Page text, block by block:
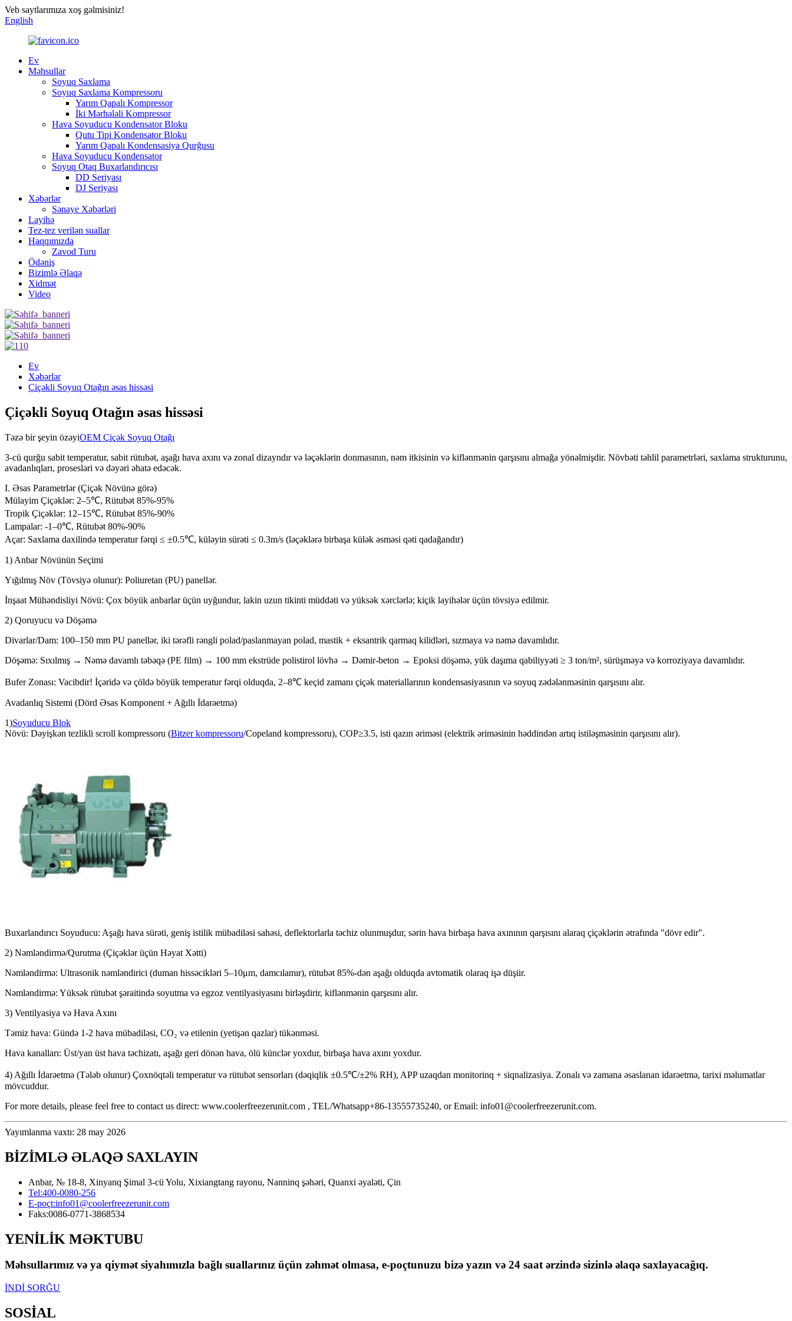
Veb saytlarımıza xoş gəlmisiniz!
English
Ev
Məhsullar
Soyuq Saxlama
Soyuq Saxlama Kompressoru
Yarım Qapalı Kompressor
İki Mərhələli Kompressor
Hava Soyuducu Kondensator Bloku
Qutu Tipi Kondensator Bloku
Yarım Qapalı Kondensasiya Qurğusu
Hava Soyuducu Kondensator
Soyuq Otaq Buxarlandırıcısı
DD Seriyası
DJ Seriyası
Xəbərlər
Sənaye Xəbərləri
Layihə
Tez-tez verilən suallar
Haqqımızda
Zavod Turu
Ödəniş
Bizimlə Əlaqə
Xidmət
Video
Ev
Xəbərlər
Çiçəkli Soyuq Otağın əsas hissəsi
Çiçəkli Soyuq Otağın əsas hissəsi
Təzə bir şeyin özəyiOEM Çiçək Soyuq Otağı
3-cü qurğu sabit temperatur, sabit rütubət, aşağı hava axını və zonal dizayndır və ləçəklərin donmasının, nəm itkisinin və kiflənmənin qarşısını almağa yönəlmişdir. Növbəti təhlil parametrləri, saxlama strukturunu,
avadanlıqları, prosesləri və dəyəri əhatə edəcək.
I. Əsas Parametrlər (Çiçək Növünə görə)
Mülayim Çiçəklər: 2–5℃, Rütubət 85%-95%
Tropik Çiçəklər: 12–15℃, Rütubət 85%-90%
Lampalar: -1–0℃, Rütubət 80%-90%
Açar: Saxlama daxilində temperatur fərqi ≤ ±0.5℃, küləyin sürəti ≤ 0.3m/s (ləçəklərə birbaşa külək əsməsi qəti qadağandır)
1) Anbar Növünün Seçimi
Yığılmış Növ (Tövsiyə olunur): Poliuretan (PU) panellər.
İnşaat Mühəndisliyi Növü: Çox böyük anbarlar üçün uyğundur, lakin uzun tikinti müddəti və yüksək xərclərlə; kiçik layihələr üçün tövsiyə edilmir.
2) Qoruyucu və Döşəmə
Divarlar/Dam: 100–150 mm PU panellər, iki tərəfli rəngli polad/paslanmayan polad, mastik + eksantrik qarmaq kilidləri, sızmaya və nəmə davamlıdır.
Döşəmə: Sıxılmış → Nəmə davamlı təbəqə (PE film) → 100 mm ekstrüde polistirol lövhə → Dəmir-beton → Epoksi döşəmə, yük daşıma qabiliyyəti ≥ 3 ton/m², sürüşməyə və korroziyaya davamlıdır.
Bufer Zonası: Vacibdir! İçəridə və çöldə böyük temperatur fərqi olduqda, 2–8℃ keçid zamanı çiçək materiallarının kondensasiyasının və soyuq zədələnməsinin qarşısını alır.
Avadanlıq Sistemi (Dörd Əsas Komponent + Ağıllı İdarəetmə)
1)Soyuducu Blok
Növü: Dəyişkən tezlikli scroll kompressoru (Bitzer kompressoru/Copeland kompressoru), COP≥3.5, isti qazın əriməsi (elektrik əriməsinin həddindən artıq istiləşməsinin qarşısını alır).
Buxarlandırıcı Soyuducu: Aşağı hava sürəti, geniş istilik mübadiləsi sahəsi, deflektorlarla təchiz olunmuşdur, sərin hava birbaşa hava axınının qarşısını alaraq çiçəklərin ətrafında "dövr edir".
2) Nəmləndirmə/Qurutma (Çiçəklər üçün Həyat Xətti)
Nəmləndirmə: Ultrasonik nəmləndirici (duman hissəcikləri 5–10μm, damcılamır), rütubət 85%-dən aşağı olduqda avtomatik olaraq işə düşür.
Nəmləndirmə: Yüksək rütubət şəraitində soyutma və egzoz ventilyasiyasını birləşdirir, kiflənmənin qarşısını alır.
3) Ventilyasiya və Hava Axını
Təmiz hava: Gündə 1-2 hava mübadiləsi, CO₂ və etilenin (yetişən qazlar) tükənməsi.
Hava kanalları: Üst/yan üst hava təchizatı, aşağı geri dönən hava, ölü künclər yoxdur, birbaşa hava axını yoxdur.
4) Ağıllı İdarəetmə (Tələb olunur) Çoxnöqtəli temperatur və rütubət sensorları (dəqiqlik ±0.5℃/±2% RH), APP uzaqdan monitorinq + siqnalizasiya. Zonalı və zamana əsaslanan idarəetmə, tarixi məlumatlar
mövcuddur.
For more details, please feel free to contact us direct: www.coolerfreezerunit.com , TEL/Whatsapp+86-13555735240, or Email: info01@coolerfreezerunit.com.
Yayımlanma vaxtı: 28 may 2026
BİZİMLƏ ƏLAQƏ SAXLAYIN
Anbar, № 18-8, Xinyanq Şimal 3-cü Yolu, Xixiangtang rayonu, Nanninq şəhəri, Quanxi əyaləti, Çin
Tel:400-0080-256
E-poçt:info01@coolerfreezerunit.com
Faks:0086-0771-3868534
YENİLİK MƏKTUBU
Məhsullarımız və ya qiymət siyahımızla bağlı suallarınız üçün zəhmət olmasa, e-poçtunuzu bizə yazın və 24 saat ərzində sizinlə əlaqə saxlayacağıq.
İNDİ SORĞU
SOSİAL